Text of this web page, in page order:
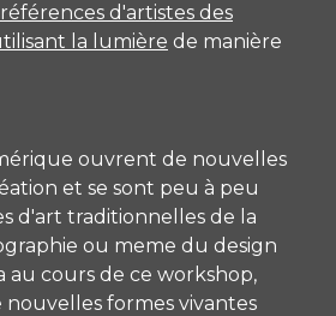
d'artistes des
la lumière de manière
ouvrent de nouvelles
et se sont peu à peu
d'art traditionnelles de la
ou meme du design
au cours de ce workshop,
formes vivantes